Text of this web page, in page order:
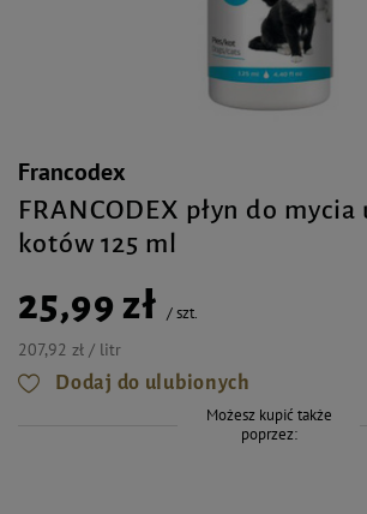
Francodex
FRANCODEX płyn do mycia
kotów 125 ml
25,99 zł /szt.
207,92 zł / litr
Dodaj do ulubionych
Możesz kupić także
poprzez: